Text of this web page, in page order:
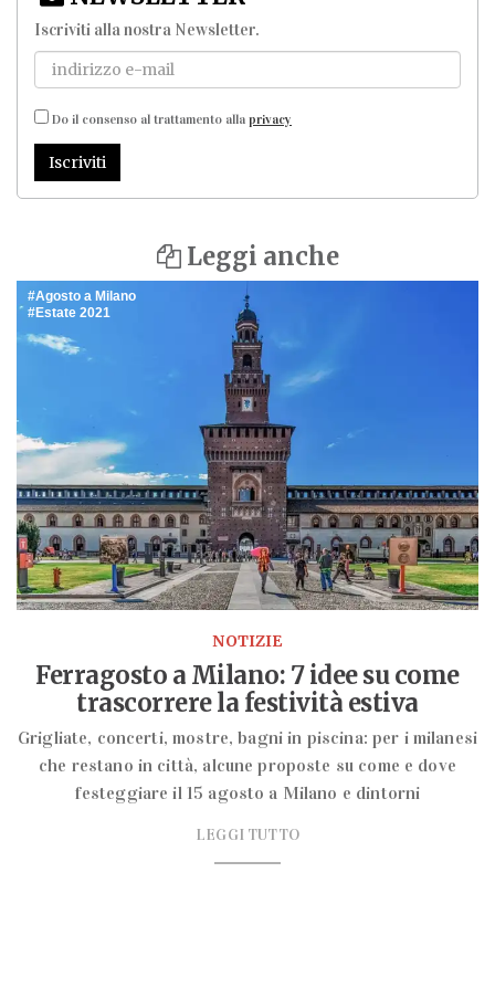
Iscriviti alla nostra Newsletter.
Do il consenso al trattamento alla privacy
Iscriviti
Leggi anche
Agosto a Milano
Estate 2021
NOTIZIE
Ferragosto a Milano: 7 idee su come
trascorrere la festività estiva
Grigliate, concerti, mostre, bagni in piscina: per i milanesi
che restano in città, alcune proposte su come e dove
festeggiare il 15 agosto a Milano e dintorni
LEGGI TUTTO